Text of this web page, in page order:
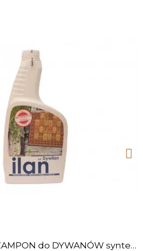
NISKOPIENIĄCY SZAMPON do DYWANÓW syntetyk 500ml